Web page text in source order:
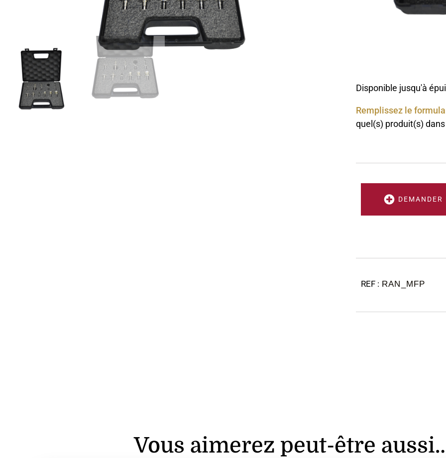
Disponible jusqu'à
Remplissez le
quel(s) produit(s)
DEMANDER
RAN_MFP
Vous aimerez peut-être